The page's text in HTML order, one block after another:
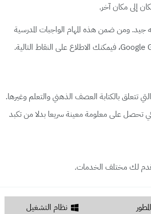
إلى مكان آخر.
جيد. ومن ضمن هذه المهام الواجبات المدرسية
بالكتابة العصف الذهني والتعلم وغيرها.
تحصل على معلومة معينة سريعا بدلا من تكبد
يقدم لك مختلف الخدمات.
المطور
نظام التشغيل